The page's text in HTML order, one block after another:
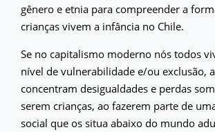
gênero e etnia para compreender a
crianças vivem a infância no Chile.
Se no capitalismo moderno nós todos
nível de vulnerabilidade e/ou exclusão,
concentram desigualdades e perdas
serem crianças, ao fazerem parte de
social que os situa abaixo do mundo